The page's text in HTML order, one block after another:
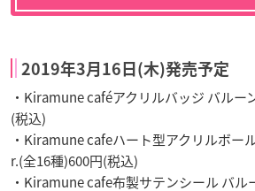
2019年3月16日(木)発売予定
・Kiramune caféアクリルバッジ バルー
(税込)
・Kiramune cafeハート型アクリルボー
r.(全16種)600円(税込)
・Kiramune cafe布製サテンシール バル